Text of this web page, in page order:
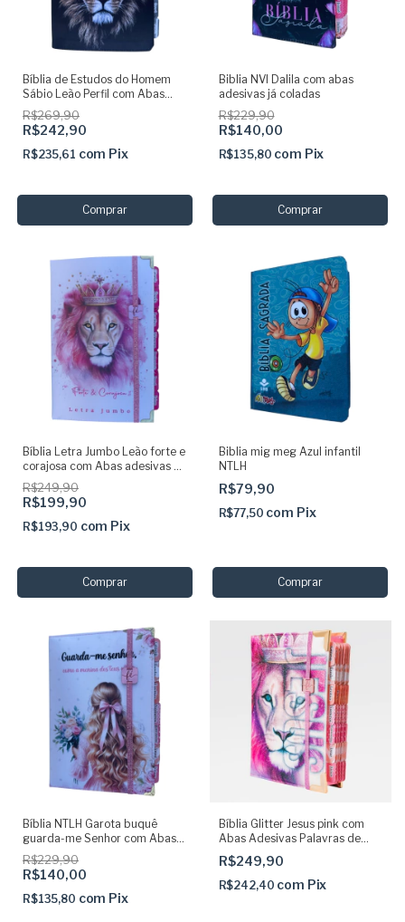
Bíblia de Estudos do Homem
Sábio Leão Perfil com Abas
adesivas
R$269,90
R$242,90
R$235,61 com Pix
Biblia NVI Dalila com abas
adesivas já coladas
R$229,90
R$140,00
R$135,80 com Pix
Bíblia Letra Jumbo Leão forte e
corajosa com Abas adesivas +
elastico com harpa
R$249,90
R$199,90
R$193,90 com Pix
Biblia mig meg Azul infantil
NTLH
R$79,90
R$77,50 com Pix
Bíblia NTLH Garota buquê
guarda-me Senhor com Abas
Adesivas Capa dura
acolchoada + elastico rosa
R$229,90
R$140,00
R$135,80 com Pix
Bíblia Glitter Jesus pink com
Abas Adesivas Palavras de
Jesus em vermelho
R$249,90
R$242,40 com Pix